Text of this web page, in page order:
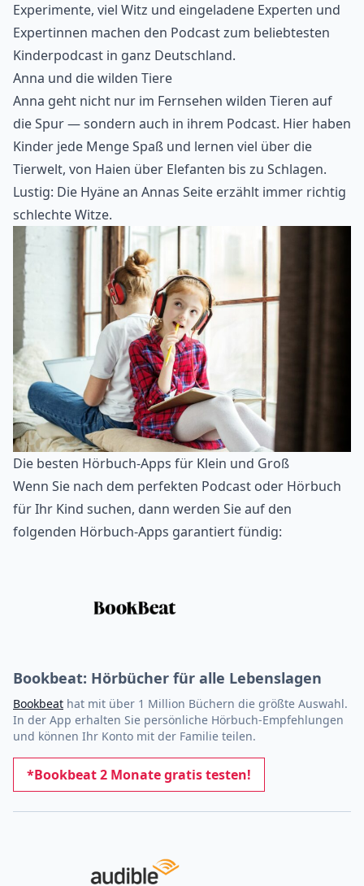
Experimente, viel Witz und eingeladene Experten und
Expertinnen machen den Podcast zum beliebtesten
Kinderpodcast in ganz Deutschland.
Anna und die wilden Tiere
Anna geht nicht nur im Fernsehen wilden Tieren auf
die Spur — sondern auch in ihrem Podcast. Hier haben
Kinder jede Menge Spaß und lernen viel über die
Tierwelt, von Haien über Elefanten bis zu Schlagen.
Lustig: Die Hyäne an Annas Seite erzählt immer richtig
schlechte Witze.
Die besten Hörbuch-Apps für Klein und Groß
Wenn Sie nach dem perfekten Podcast oder Hörbuch
für Ihr Kind suchen, dann werden Sie auf den
folgenden Hörbuch-Apps garantiert fündig:
Bookbeat: Hörbücher für alle Lebenslagen
Bookbeat hat mit über 1 Million Büchern die größte Auswahl.
In der App erhalten Sie persönliche Hörbuch-Empfehlungen
und können Ihr Konto mit der Familie teilen.
*Bookbeat 2 Monate gratis testen!